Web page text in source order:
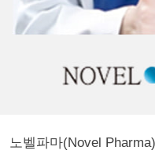
노벨파마(Novel